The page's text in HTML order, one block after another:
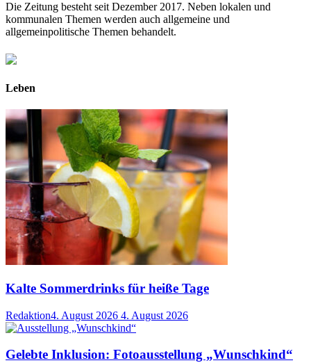
Die Zeitung besteht seit Dezember 2017. Neben lokalen und
kommunalen Themen werden auch allgemeine und
allgemeinpolitische Themen behandelt.
Leben
Kalte Sommerdrinks für heiße Tage
Redaktion4. August 2026 4. August 2026
Gelebte Inklusion: Fotoausstellung „Wunschkind“